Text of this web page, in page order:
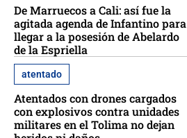
De Marruecos a Cali: así fue la
agitada agenda de Infantino para
llegar a la posesión de Abelardo
de la Espriella
atentado
Atentados con drones cargados
con explosivos contra unidades
militares en el Tolima no dejan